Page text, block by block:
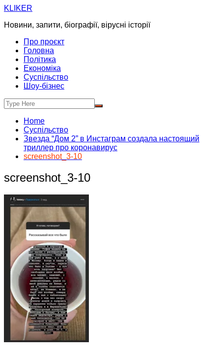
Skip
content
KLIKER
Новини, запити, біографії, вірусні історії
Про проєкт
Головна
Політика
Економіка
Суспільство
Шоу-бізнес
Home
Суспільство
Звезда “Дом 2” в Инстаграм создала настоящий
триллер про коронавирус
screenshot_3-10
screenshot_3-10